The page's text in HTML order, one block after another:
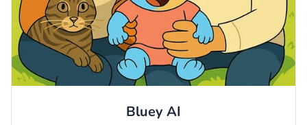
Bluey AI